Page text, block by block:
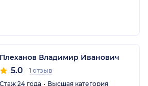
Плеханов Владимир Иванович
5.0
1 отзыв
Стаж 24 года
Высшая категория